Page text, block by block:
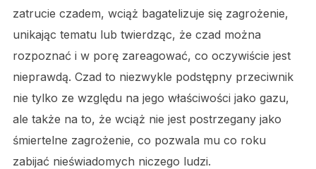
zatrucie czadem, wciąż bagatelizuje się zagrożenie,
unikając tematu lub twierdząc, że czad można
rozpoznać i w porę zareagować, co oczywiście jest
nieprawdą. Czad to niezwykle podstępny przeciwnik
nie tylko ze względu na jego właściwości jako gazu,
ale także na to, że wciąż nie jest postrzegany jako
śmiertelne zagrożenie, co pozwala mu co roku
zabijać nieświadomych niczego ludzi.